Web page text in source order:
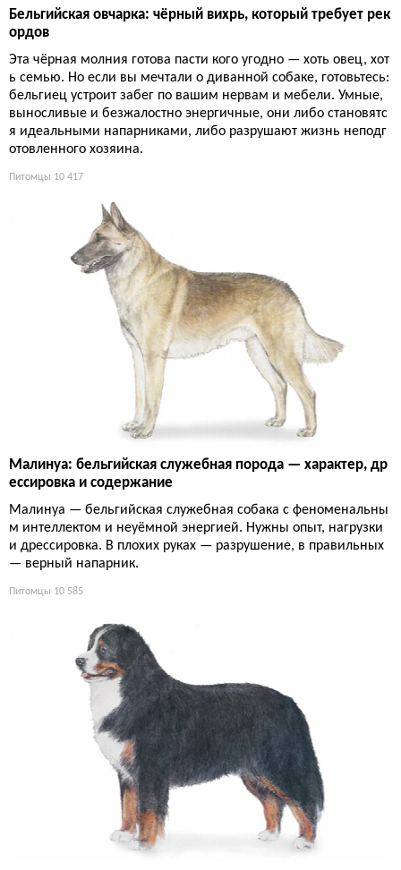
Бельгийская овчарка: чёрный вихрь, который требует рек
ордов
Эта чёрная молния готова пасти кого угодно — хоть овец, хот
ь семью. Но если вы мечтали о диванной собаке, готовьтесь:
бельгиец устроит забег по вашим нервам и мебели. Умные,
выносливые и безжалостно энергичные, они либо становятс
я идеальными напарниками, либо разрушают жизнь неподг
отовленного хозяина.
Питомцы 10 417
Малинуа: бельгийская служебная порода — характер, др
ессировка и содержание
Малинуа — бельгийская служебная собака с феноменальны
м интеллектом и неуёмной энергией. Нужны опыт, нагрузки
и дрессировка. В плохих руках — разрушение, в правильных
— верный напарник.
Питомцы 10 585